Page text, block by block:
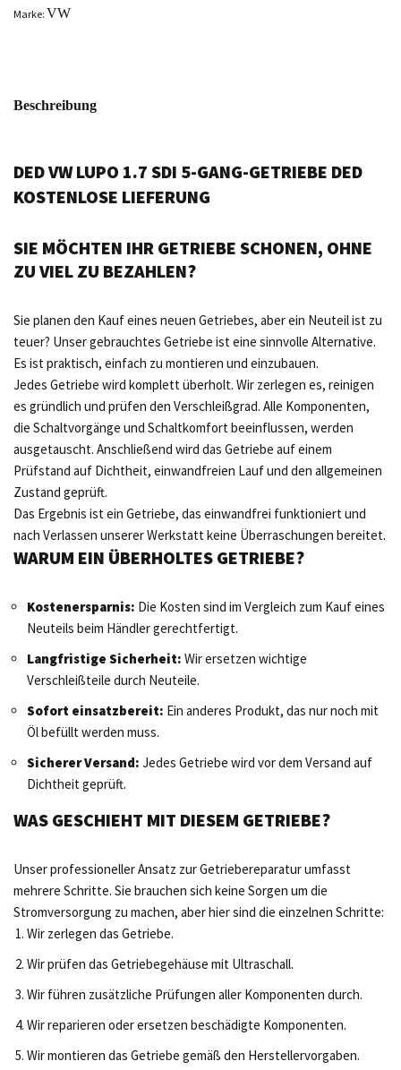
Marke: VW
Beschreibung
DED VW LUPO 1.7 SDI 5-GANG-GETRIEBE DED
KOSTENLOSE LIEFERUNG
SIE MÖCHTEN IHR GETRIEBE SCHONEN, OHNE
ZU VIEL ZU BEZAHLEN?
Sie planen den Kauf eines neuen Getriebes, aber ein Neuteil ist zu
teuer? Unser gebrauchtes Getriebe ist eine sinnvolle Alternative.
Es ist praktisch, einfach zu montieren und einzubauen.
Jedes Getriebe wird komplett überholt. Wir zerlegen es, reinigen
es gründlich und prüfen den Verschleißgrad. Alle Komponenten,
die Schaltvorgänge und Schaltkomfort beeinflussen, werden
ausgetauscht. Anschließend wird das Getriebe auf einem
Prüfstand auf Dichtheit, einwandfreien Lauf und den allgemeinen
Zustand geprüft.
Das Ergebnis ist ein Getriebe, das einwandfrei funktioniert und
nach Verlassen unserer Werkstatt keine Überraschungen bereitet.
WARUM EIN ÜBERHOLTES GETRIEBE?
Kostenersparnis: Die Kosten sind im Vergleich zum Kauf eines
Neuteils beim Händler gerechtfertigt.
Langfristige Sicherheit: Wir ersetzen wichtige
Verschleißteile durch Neuteile.
Sofort einsatzbereit: Ein anderes Produkt, das nur noch mit
Öl befüllt werden muss.
Sicherer Versand: Jedes Getriebe wird vor dem Versand auf
Dichtheit geprüft.
WAS GESCHIEHT MIT DIESEM GETRIEBE?
Unser professioneller Ansatz zur Getriebereparatur umfasst
mehrere Schritte. Sie brauchen sich keine Sorgen um die
Stromversorgung zu machen, aber hier sind die einzelnen Schritte:
Wir zerlegen das Getriebe.
Wir prüfen das Getriebegehäuse mit Ultraschall.
Wir führen zusätzliche Prüfungen aller Komponenten durch.
Wir reparieren oder ersetzen beschädigte Komponenten.
Wir montieren das Getriebe gemäß den Herstellervorgaben.